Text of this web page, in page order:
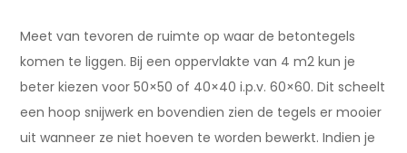
Meet van tevoren de ruimte op waar de betontegels
komen te liggen. Bij een oppervlakte van 4 m2 kun je
beter kiezen voor 50×50 of 40×40 i.p.v. 60×60. Dit scheelt
een hoop snijwerk en bovendien zien de tegels er mooier
uit wanneer ze niet hoeven te worden bewerkt. Indien je